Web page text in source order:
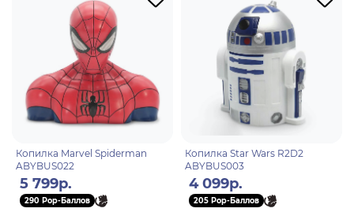
Копилка Marvel Spiderman
ABYBUS022
5 799р.
290 Pop-Баллов
Копилка Star Wars R2D2
ABYBUS003
4 099р.
205 Pop-Баллов